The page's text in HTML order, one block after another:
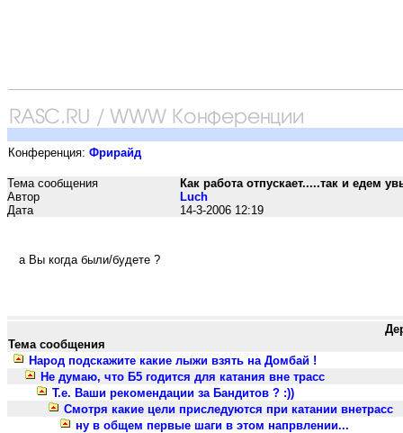
Конференция: Фрирайд
Тема сообщения
Как работа отпускает.....так и едем
Автор
Luch
Дата
14-3-2006 12:19
а Вы когда были/будете ?
Тема сообщения
Народ подскажите какие лыжи взять на Домбай !
Не думаю, что Б5 годится для катания вне трасс
Т.е. Ваши рекомендации за Бандитов ? :))
Смотря какие цели приследуются при катании внетрасс
ну в общем первые шаги в этом напрвлении...